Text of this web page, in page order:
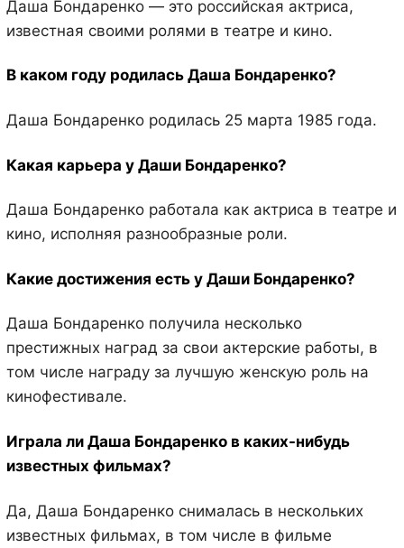
Даша Бондаренко — это российская актриса,
известная своими ролями в театре и кино.
В каком году родилась Даша Бондаренко?
Даша Бондаренко родилась 25 марта 1985 года.
Какая карьера у Даши Бондаренко?
Даша Бондаренко работала как актриса в театре и
кино, исполняя разнообразные роли.
Какие достижения есть у Даши Бондаренко?
Даша Бондаренко получила несколько
престижных наград за свои актерские работы, в
том числе награду за лучшую женскую роль на
кинофестивале.
Играла ли Даша Бондаренко в каких-нибудь
известных фильмах?
Да, Даша Бондаренко снималась в нескольких
известных фильмах, в том числе в фильме